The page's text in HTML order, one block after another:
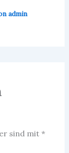
admin
sind mit*